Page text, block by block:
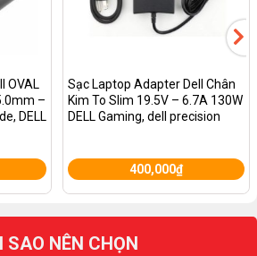
OVAL
–
DELL
Sạc Laptop Adapter Dell Chân
Kim To Slim 19.5V – 6.7A 130W
DELL Gaming, dell precision
400,000₫
SAO NÊN CHỌN